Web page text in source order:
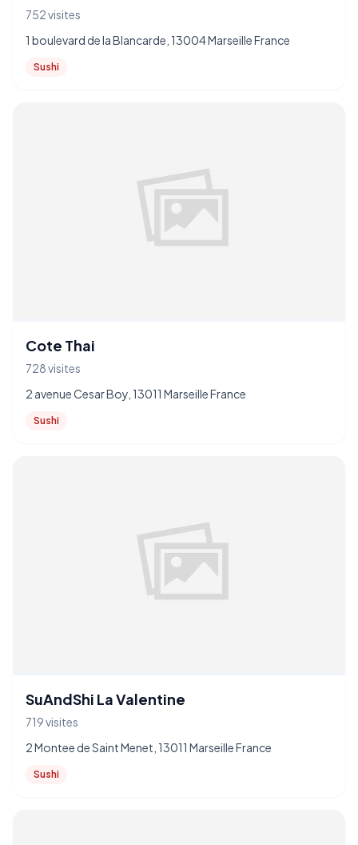
752 visites
1 boulevard de la Blancarde, 13004 Marseille France
Sushi
Cote Thai
728 visites
2 avenue Cesar Boy, 13011 Marseille France
Sushi
SuAndShi La Valentine
719 visites
2 Montee de Saint Menet, 13011 Marseille France
Sushi